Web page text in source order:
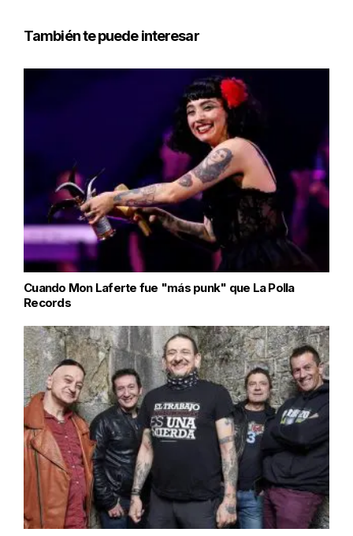
También te puede interesar
Cuando Mon Laferte fue "más punk" que La Polla
Records